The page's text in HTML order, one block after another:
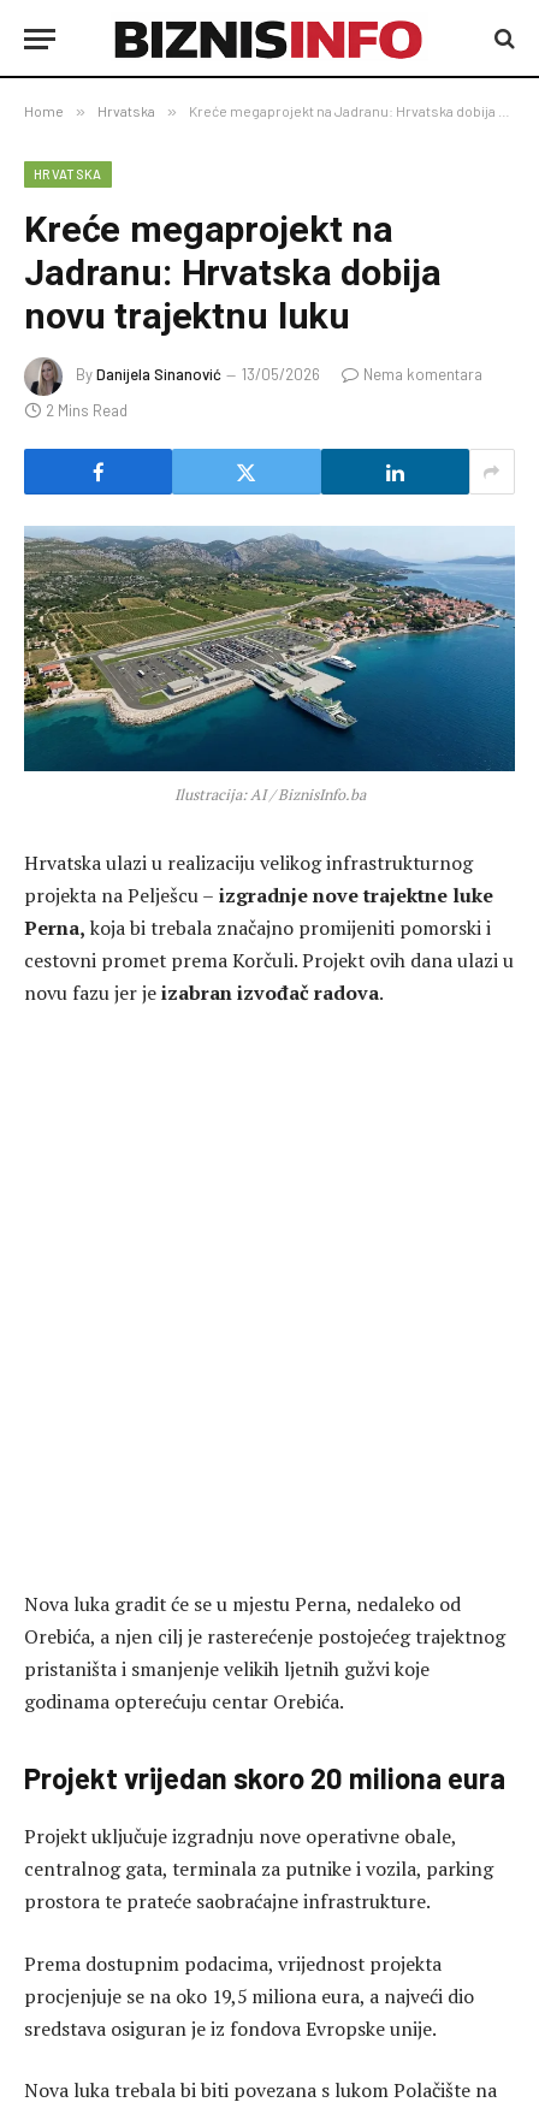
Home » Hrvatska » Kreće megaprojekt na Jadranu: Hrvatska dobija novu trajektnu luku
HRVATSKA
Kreće megaprojekt na
Jadranu: Hrvatska dobija
novu trajektnu luku
ByDanijela Sinanović 13/05/2026
Nema komentara
2 Mins Read
Ilustracija: AI / BiznisInfo.ba
Hrvatska ulazi u realizaciju velikog infrastrukturnog
projekta na Pelješcu – izgradnje nove trajektne luke
Perna, koja bi trebala značajno promijeniti pomorski i
cestovni promet prema Korčuli. Projekt ovih dana ulazi u
novu fazu jer jeizabran izvođač radova.
Nova luka gradit će se u mjestu Perna, nedaleko od
Orebića, a njen cilj je rasterećenje postojećeg trajektnog
pristaništa i smanjenje velikih ljetnih gužvi koje
godinama opterećuju centar Orebića.
Projekt vrijedan skoro 20 miliona eura
Projekt uključuje izgradnju nove operativne obale,
centralnog gata, terminala za putnike i vozila, parking
prostora te prateće saobraćajne infrastrukture.
Prema dostupnim podacima, vrijednost projekta
procjenjuje se na oko 19,5 miliona eura, a najveći dio
sredstava osiguran je iz fondova Evropske unije.
Nova luka trebala bi biti povezana s lukom Polačište na